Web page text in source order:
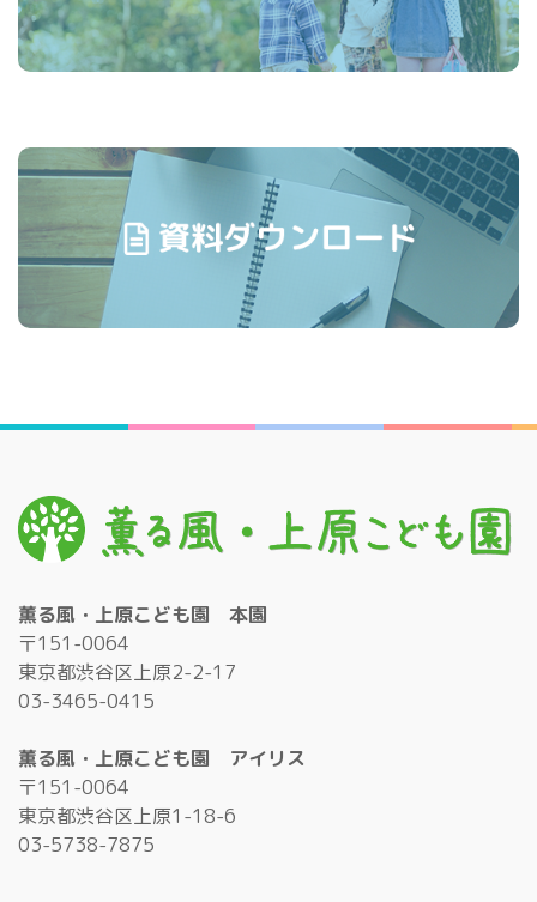
薫る風・上原こども園 本園
〒151-0064
東京都渋谷区上原2-2-17
03-3465-0415
薫る風・上原こども園 アイリス
〒151-0064
東京都渋谷区上原1-18-6
03-5738-7875